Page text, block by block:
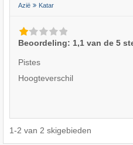
Azië Katar
Beoordeling: 1,1 van de 5
Pistes
Hoogteverschil
1-2 van 2 skigebieden